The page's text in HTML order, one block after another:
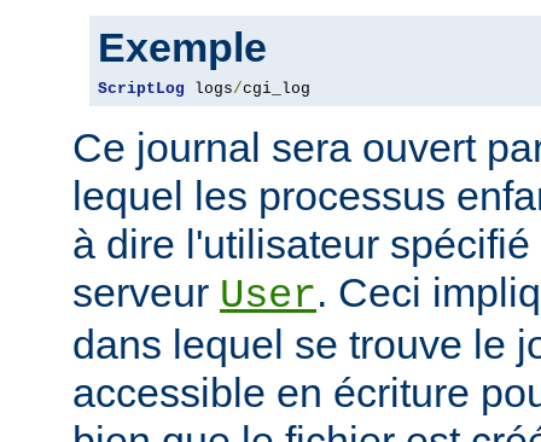
Exemple
ScriptLog logs/cgi_log
Ce journal sera ouvert
lequel les processus
à dire l'utilisateur
serveur User. Ceci
dans lequel se trouve le
accessible en écriture